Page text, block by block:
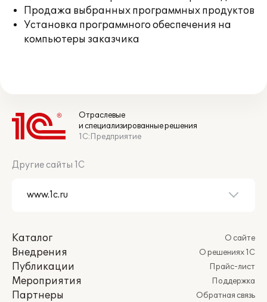
Продажа выбранных программных продуктов
Установка программного обеспечения на
компьютеры заказчика
Отраслевые
и специализированные решения
1С:Предприятие
Другие сайты 1С
Каталог
Внедрения
Публикации
Мероприятия
Партнеры
О сайте
О решениях 1С
Прайс-лист
Поддержка
Обратная связь